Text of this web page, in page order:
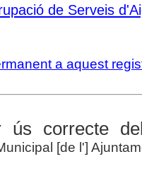
de Serveis
a aquest
ús correcte
[de l']